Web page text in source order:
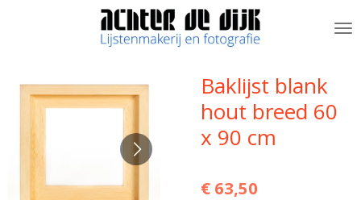
hoofdinhoud
Baklijst blank
hout breed 60
x 90 cm
€ 63,50